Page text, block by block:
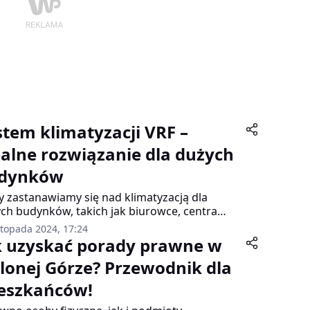
klimatyzacji VRF –
rozwiązanie dla dużych
zastanawiamy się nad klimatyzacją dla
budynków, takich jak biurowce, centra
czy apartamentowce, zwykłe
często nie wystarczają. Potrzebujemy
który nie tylko zapewni odpowiednią
ale także będzie elastyczny,
i precyzyjny. W takich
na pierwszy plan wysuwa się
2024, 17:24
uzyskać porady prawne w
Górze? Przewodnik dla